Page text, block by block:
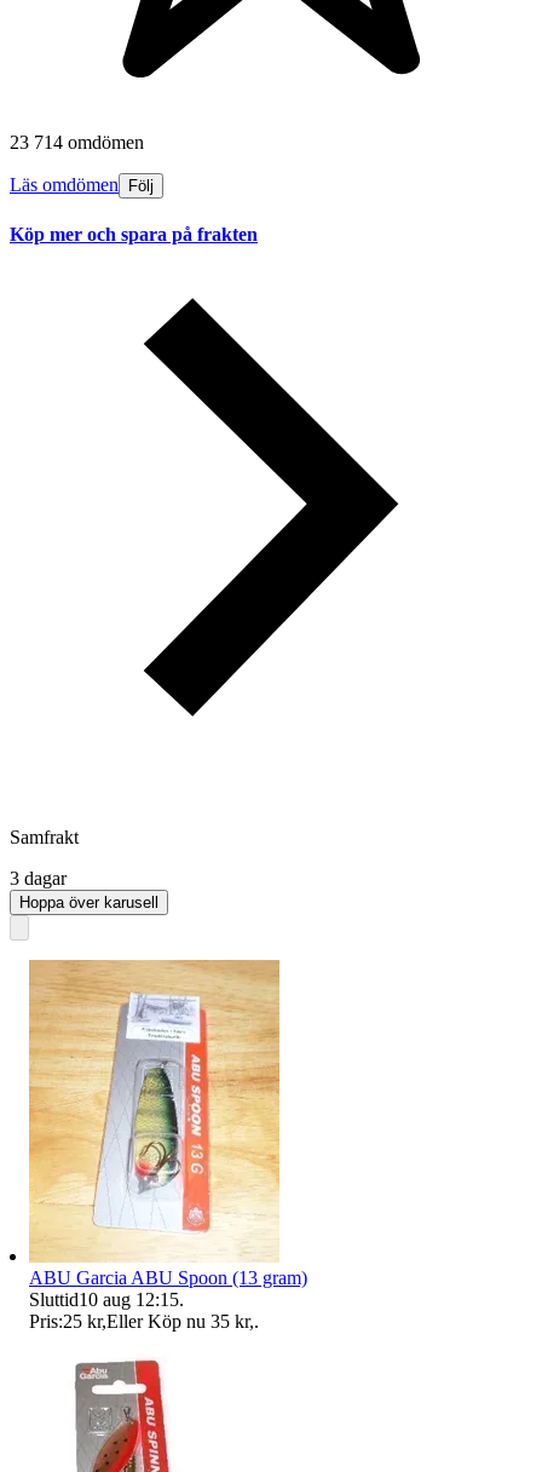
23 714 omdömen
Läs omdömen Följ
Köp mer och spara på frakten
Samfrakt
3 dagar
Hoppa över karusell
ABU Garcia ABU Spoon (13 gram)
Sluttid10 aug 12:15.
Pris:25 kr,Eller Köp nu 35 kr,.